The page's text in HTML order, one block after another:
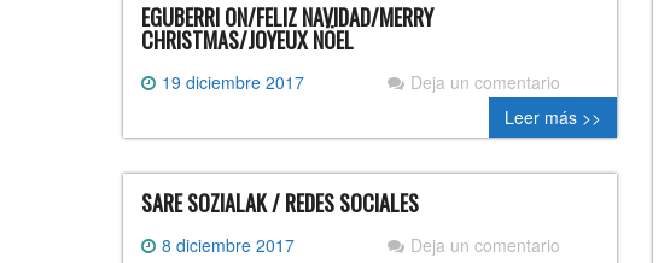
EGUBERRI ON/FELIZ NAVIDAD/MERRY
CHRISTMAS/JOYEUX NÖEL
19 diciembre 2017
Deja un comentario
Leer más >>
SARE SOZIALAK / REDES SOCIALES
8 diciembre 2017 Deja un comentario